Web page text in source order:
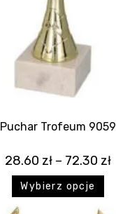
Puchar Trofeum 9059
28.60 zł – 72.30 zł
Wybierz opcje